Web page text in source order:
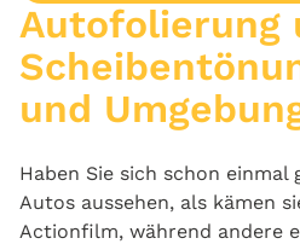
Autofolierung
und
Haben Sie sich schon
Autos aussehen, als kämen
Actionfilm, während andere